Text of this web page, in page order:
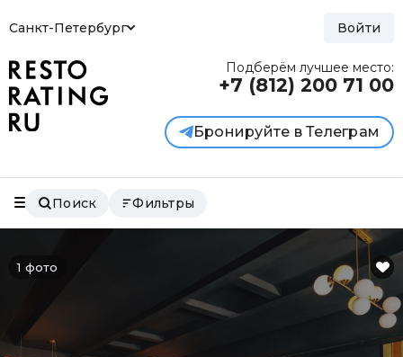
Санкт-Петербург Войти
Подберём лучшее место:
+7 (812) 200 71 00
Бронируйте в Телеграм
Поиск Фильтры
1 фото